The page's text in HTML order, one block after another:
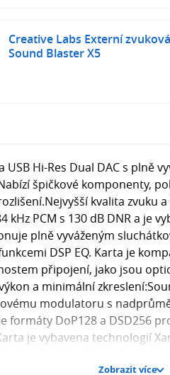
Creative Labs Externí
Sound Blaster X5
USB Hi-Res Dual DAC s plně
špičkové komponenty,
kvalita zvuku
kHz PCM s 130 dB DNR a je
plně vyváženým
DSP EQ. Karta je
připojení, jako jsou
a minimální
modulatoru s
formáty DoP128 a DSD256
je vybavena technologií
plochých
Zobrazit více